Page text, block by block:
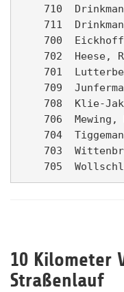
710
711
700
702  Heese,
701
709
708  Klie-
706  Mewing,
704
703
10 Kilometer
Straßenlauf